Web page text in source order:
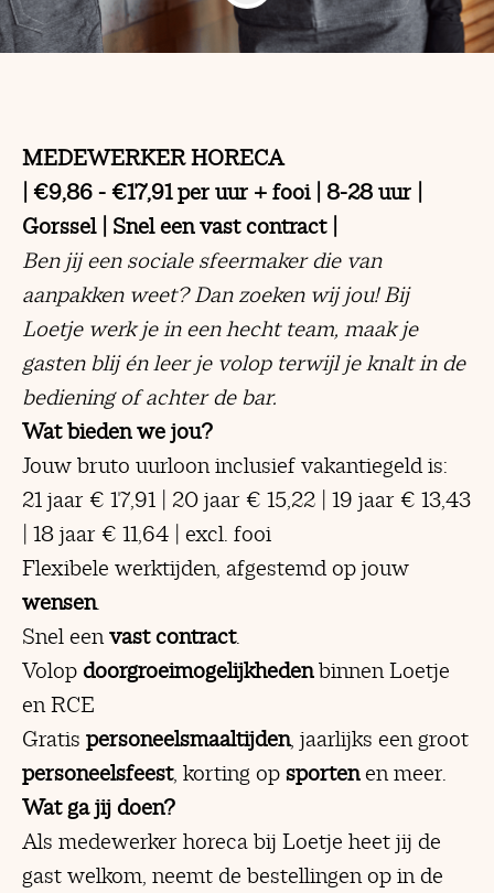
MEDEWERKER HORECA
| €9,86 - €17,91 per uur + fooi| 8-28 uur |
Gorssel | Snel een vast contract |
Ben jij een sociale sfeermaker die van
aanpakken weet? Dan zoeken wij jou! Bij
Loetje werk je in een hecht team, maak je
gasten blij én leer je volop terwijl je knalt in de
bediening of achter de bar.
Wat bieden we jou?
Jouw bruto uurloon inclusief vakantiegeld is:
21 jaar € 17,91 | 20 jaar € 15,22 | 19 jaar € 13,43
| 18 jaar € 11,64 | excl. fooi
Flexibele werktijden, afgestemd op jouw
wensen.
Snel eenvast contract.
Volop doorgroeimogelijkhedenbinnen Loetje
en RCE
Gratis personeelsmaaltijden, jaarlijks een groot
personeelsfeest, korting op sportenen meer.
Wat ga jij doen?
Als medewerker horeca bij Loetje heet jij de
gast welkom, neemt de bestellingen op in de